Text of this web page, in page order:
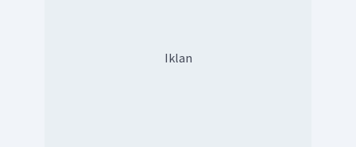
Iklan